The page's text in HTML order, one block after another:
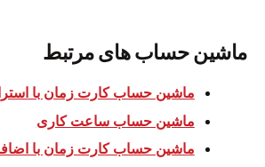
ماشین حساب های مرتبط
ماشین حساب کارت زمان با
ماشین حساب ساعت کاری
ماشین حساب کارت زمان با